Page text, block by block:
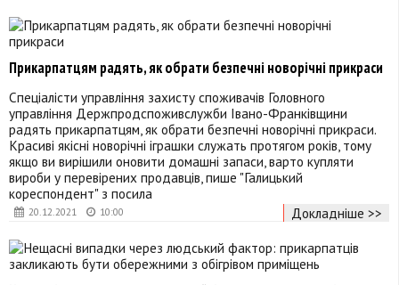
20.12.2021 10:00
Прикарпатцям радять, як обрати безпечні новорічні прикраси
Спеціалісти управління захисту споживачів Головного
управління Держпродспоживслужби Івано-Франківщини
радять прикарпатцям, як обрати безпечні новорічні прикраси.
Красиві якісні новорічні іграшки служать протягом років, тому
якщо ви вирішили оновити домашні запаси, варто купляти
вироби у перевірених продавців, пише "Галицький
кореспондент" з посила
Докладніше >>